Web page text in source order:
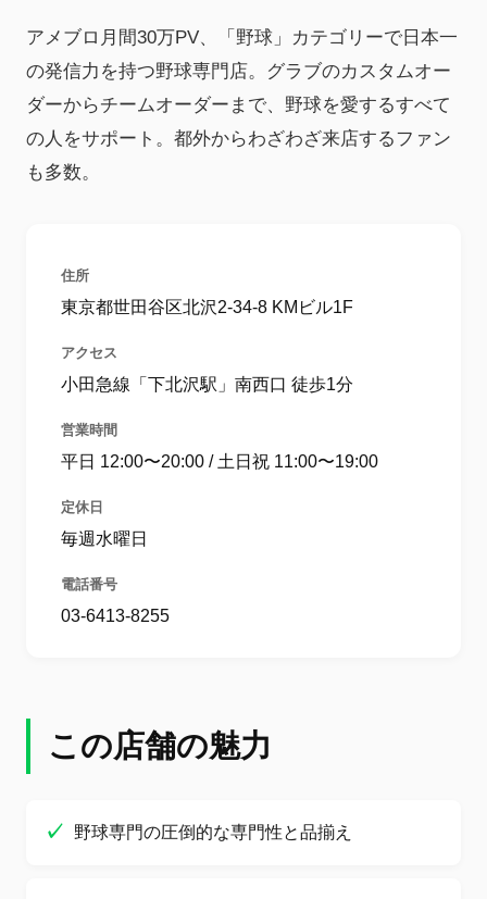
アメブロ月間30万PV、「野球」カテゴリーで日本一
の発信力を持つ野球専門店。グラブのカスタムオー
ダーからチームオーダーまで、野球を愛するすべて
の人をサポート。都外からわざわざ来店するファン
も多数。
住所
東京都世田谷区北沢2-34-8 KMビル1F
アクセス
小田急線「下北沢駅」南西口 徒歩1分
営業時間
平日 12:00〜20:00 / 土日祝 11:00〜19:00
定休日
毎週水曜日
電話番号
03-6413-8255
この店舗の魅力
野球専門の圧倒的な専門性と品揃え